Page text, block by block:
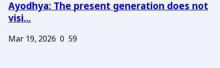
Ayodhya: The present generation does not
visi...
Mar 19, 2026 0 59